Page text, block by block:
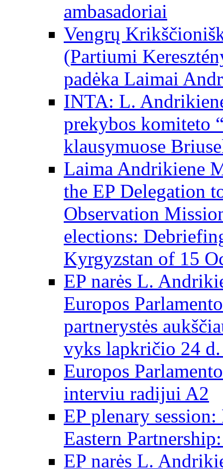
ambasadoriai
Vengrų
(Partiumi
padėka Laimai
INTA: L.
prekybos komiteto
klausymuose
Laima Andrikiene
the EP Delegation
Observation
elections:
Kyrgyzstan of 15
EP narės L.
Europos
partnerystės
vyks lapkričio 24
Europos
interviu radijui A2
EP plenary
Eastern
EP narės L.